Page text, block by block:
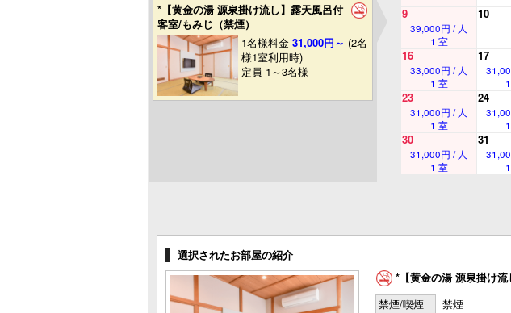
*【黄金の湯 源泉掛け流し】露天風呂付
客室/もみじ（禁煙）
1名様料金31,000円～ (2名
様1室利用時)
定員 1～3名様
9
39,000円 / 人
1 室
10
16
33,000円 / 人
1 室
17
23
31,000円 / 人
1 室
24
30
31,000円 / 人
1 室
31
選択されたお部屋の紹介
*【黄金の湯 源泉掛け流
禁煙/喫煙
禁煙